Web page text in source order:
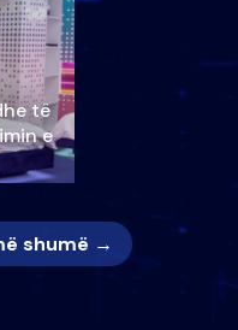
të
e
shumë →